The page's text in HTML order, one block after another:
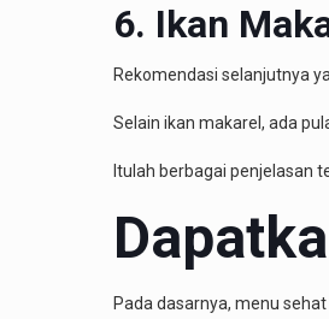
6. Ikan
Rekomendasi selanjutnya
Selain ikan makarel, ada
Itulah berbagai penjelasan
Pada dasarnya, menu